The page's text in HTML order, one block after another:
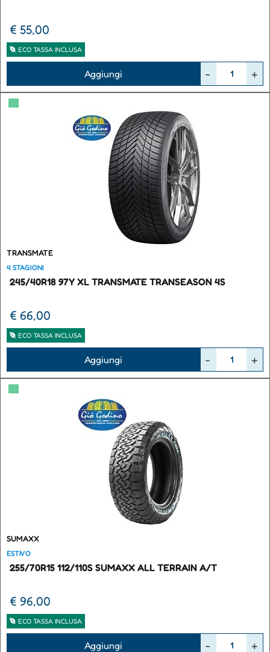
€ 55,00
ECO TASSA INCLUSA
Aggiungi
▀
TRANSMATE
4 STAGIONI
245/40R18 97Y XL TRANSMATE TRANSEASON 4S
€ 66,00
ECO TASSA INCLUSA
Aggiungi
▀
SUMAXX
ESTIVO
255/70R15 112/110S SUMAXX ALL TERRAIN A/T
€ 96,00
ECO TASSA INCLUSA
Aggiungi